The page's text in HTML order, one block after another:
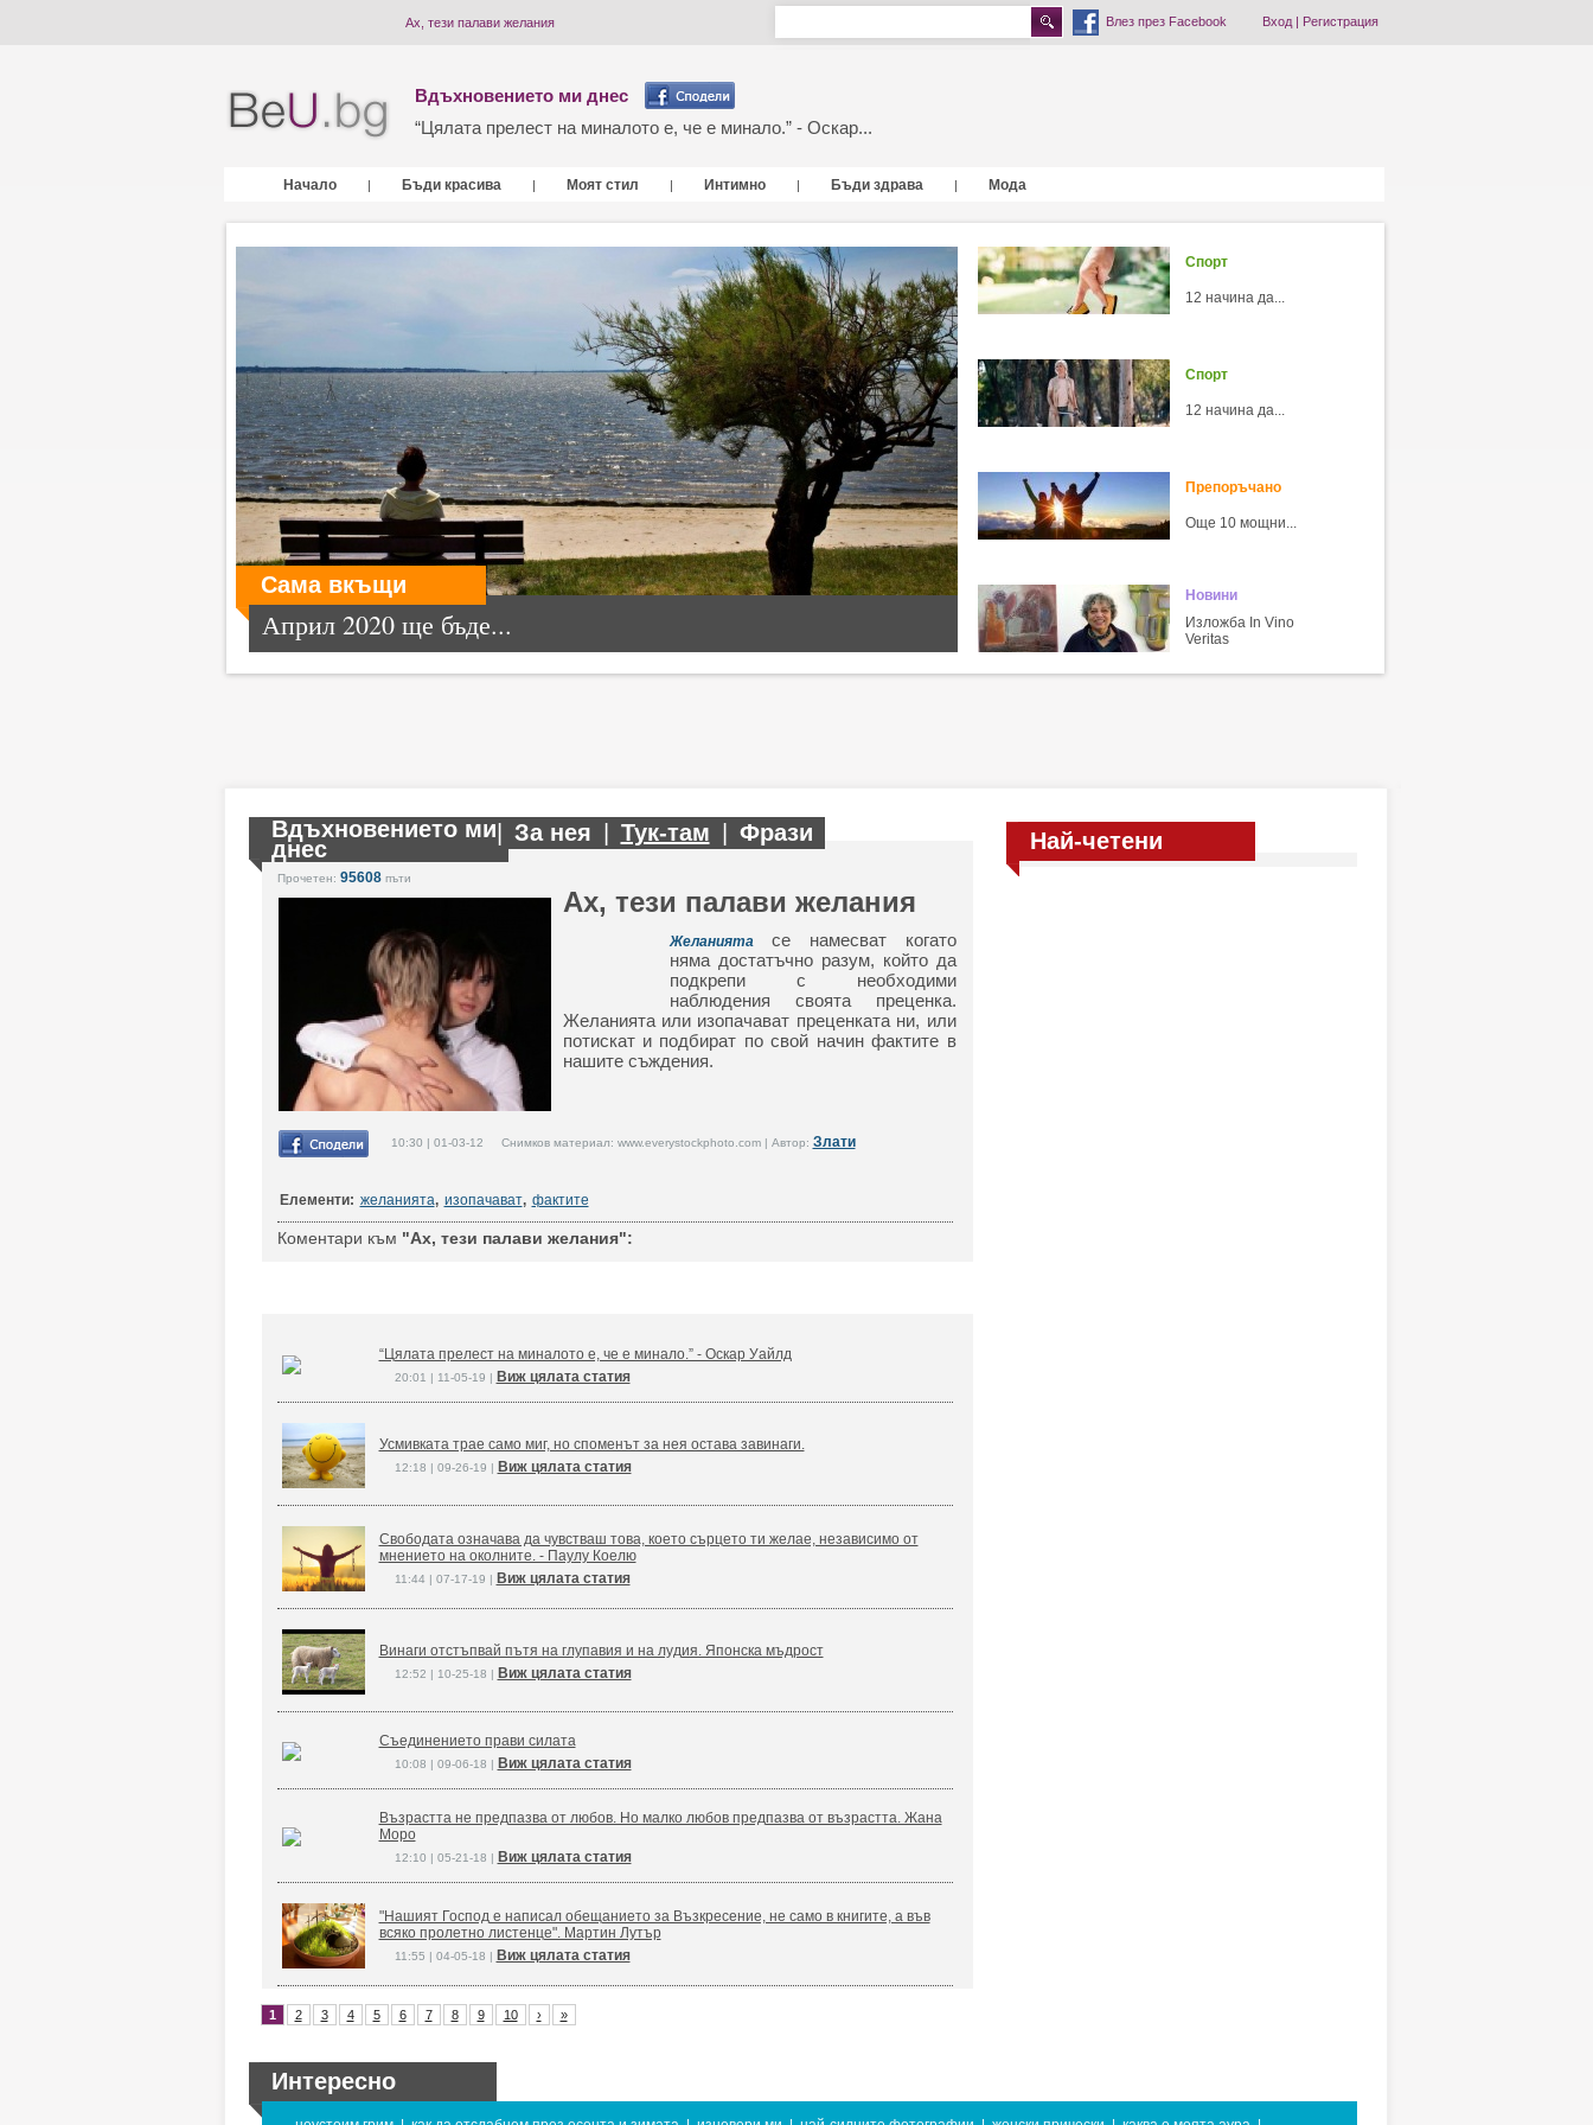
Ах, тези палави желания Влез през Facebook Вход| Регистрация
Вдъхновението ми днес
“Цялата прелест на миналото е, че е минало.” - Оскар...
Начало | Бъди красива | Моят стил | Интимно | Бъди здрава | Мода
Сама вкъщи
Април 2020 ще бъде...
Спорт
12 начина да...
Спорт
12 начина да...
Препоръчано
Още 10 мощни...
Новини
Изложба In Vino
Veritas
Вдъхновението ми
днес
За нея Тук-там Фрази
Прочетен: 95608пъти
Ах, тези палави желания
Желанията
се намесват когато
няма достатъчно разум, който да
подкрепи с необходими
наблюдения своята преценка.
Желанията или изопачават преценката ни, или
потискат и подбират по свой начин фактите в
нашите съждения.
10:30 | 01-03-12 Снимков материал: www.everystockphoto.com | Автор: Злати
Елементи: желанията, изопачават, фактите
Коментари към "Ах, тези палави желания":
“Цялата прелест на миналото е, че е минало.” - Оскар Уайлд
20:01 | 11-05-19 | Виж цялата статия
Усмивката трае само миг, но споменът за нея остава завинаги.
12:18 | 09-26-19 | Виж цялата статия
Свободата означава да чувстваш това, което сърцето ти желае, независимо от
мнението на околните. - Паулу Коелю
11:44 | 07-17-19 | Виж цялата статия
Винаги отстъпвай пътя на глупавия и на лудия. Японска мъдрост
12:52 | 10-25-18 | Виж цялата статия
Съединението прави силата
10:08 | 09-06-18 | Виж цялата статия
Възрастта не предпазва от любов. Но малко любов предпазва от възрастта. Жана
Моро
12:10 | 05-21-18 | Виж цялата статия
"Нашият Господ е написал обещанието за Възкресение, не само в книгите, а във
всяко пролетно листенце". Мартин Лутър
11:55 | 04-05-18 | Виж цялата статия
1 2 3 4 5 6 7 8 9 10 › »
Най-четени
Интересно